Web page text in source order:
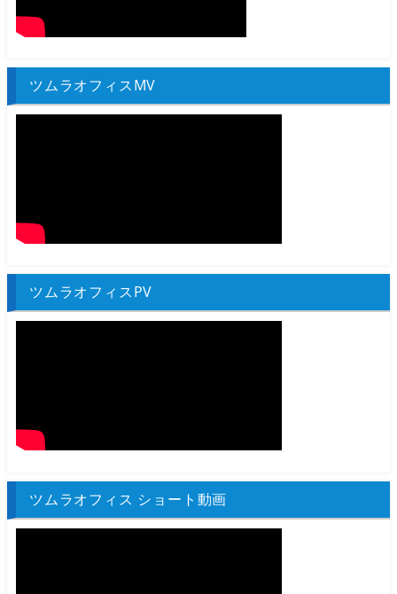
ツムラオフィスMV
ツムラオフィスPV
ツムラオフィス ショート動画